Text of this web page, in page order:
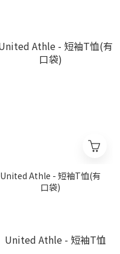
United Athle - 短袖T恤(有
口袋)